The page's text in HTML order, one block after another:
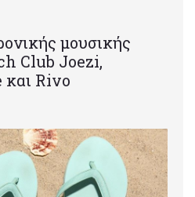
μουσικής
Club Joezi,
Rivo